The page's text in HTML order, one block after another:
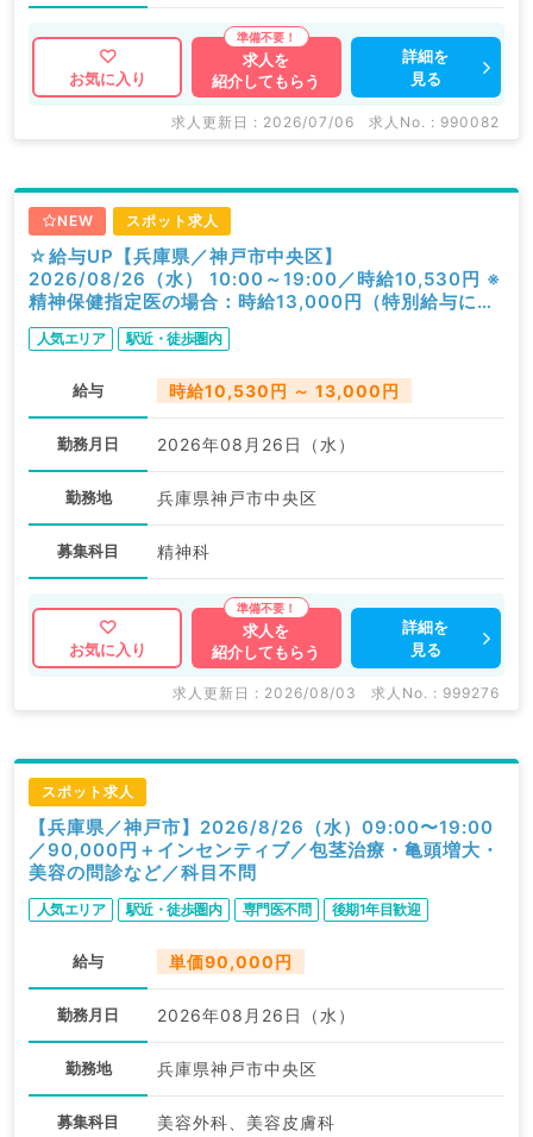
お気に入り
求人を
紹介してもらう
詳細を
見る
求人更新日 : 2026/07/06 求人No. : 990082
NEW スポット求人
☆給与UP【兵庫県／神戸市中央区】
2026/08/26（水） 10:00～19:00／時給10,530円 ※
精神保健指定医の場合：時給13,000円（特別給与につ
き歩合無し）／一般外来／精神科
人気エリア 駅近・徒歩圏内
給与 時給10,530円 ～ 13,000円
勤務月日 2026年08月26日（水）
勤務地 兵庫県神戸市中央区
募集科目 精神科
お気に入り
求人を
紹介してもらう
詳細を
見る
求人更新日 : 2026/08/03 求人No. : 999276
スポット求人
【兵庫県／神戸市】2026/8/26（水）09:00〜19:00
／90,000円＋インセンティブ／包茎治療・亀頭増大・
美容の問診など／科目不問
人気エリア 駅近・徒歩圏内 専門医不問 後期1年目歓迎
給与 単価90,000円
勤務月日 2026年08月26日（水）
勤務地 兵庫県神戸市中央区
募集科目 美容外科、美容皮膚科